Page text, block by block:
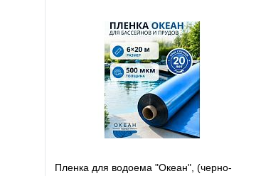
Пленка для водоема "Океан", (черно-